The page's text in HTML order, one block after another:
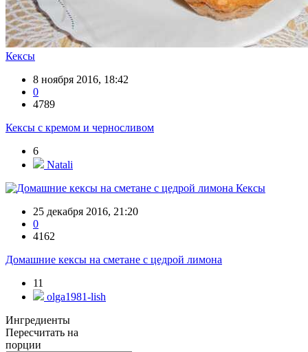
Кексы
8 ноября 2016, 18:42
0
4789
Кексы с кремом и черносливом
6
Natali
Кексы
25 декабря 2016, 21:20
0
4162
Домашние кексы на сметане с цедрой лимона
11
olga1981-lish
Ингредиенты
Пересчитать на
порции